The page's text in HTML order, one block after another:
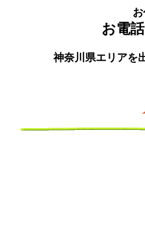
お電
神奈川県エリアを